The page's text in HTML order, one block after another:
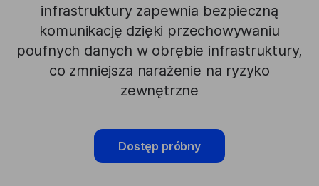
infrastruktury zapewnia bezpieczną
komunikację dzięki przechowywaniu
poufnych danych w obrębie infrastruktury,
co zmniejsza narażenie na ryzyko
zewnętrzne
Dostęp próbny